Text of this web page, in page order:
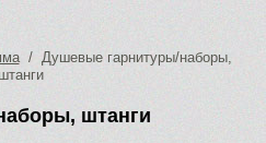
/ Душевые гарнитуры/наборы,
штанги
штанги